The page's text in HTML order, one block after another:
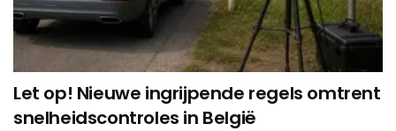
Let op! Nieuwe ingrijpende regels omtrent
snelheidscontroles in België